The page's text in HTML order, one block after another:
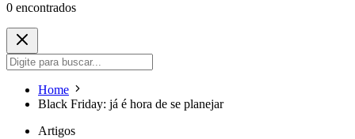
0 encontrados
Home
Black Friday: já é hora de se planejar
Artigos